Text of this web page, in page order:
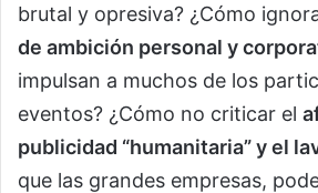
brutal y opresiva? ¿Cómo
de ambición personal y
impulsan a muchos de los
eventos? ¿Cómo no criticar el
publicidad “humanitaria” y el
que las grandes empresas,